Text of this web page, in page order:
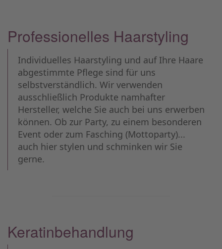
Professionelles Haarstyling
Individuelles Haarstyling und auf Ihre Haare
abgestimmte Pflege sind für uns
selbstverständlich. Wir verwenden
ausschließlich Produkte namhafter
Hersteller, welche Sie auch bei uns erwerben
können. Ob zur Party, zu einem besonderen
Event oder zum Fasching (Mottoparty)...
auch hier stylen und schminken wir Sie
gerne.
Keratinbehandlung